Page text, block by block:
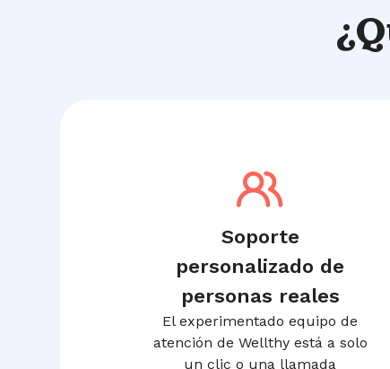
Soporte
personalizado de
personas reales
El experimentado equipo de
atención de Wellthy está a solo
un clic o una llamada